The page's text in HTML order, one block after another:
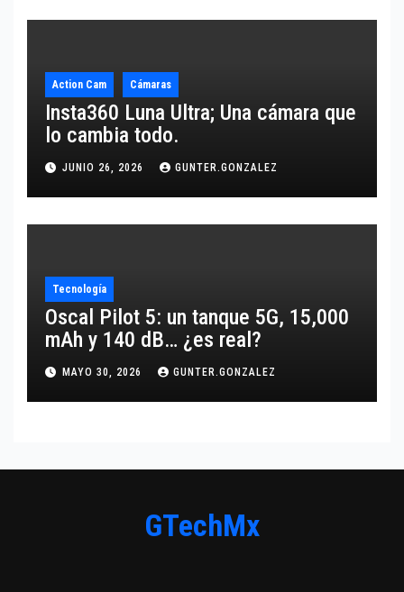
Action Cam Cámaras
Insta360 Luna Ultra; Una cámara que
lo cambia todo.
JUNIO 26, 2026 GUNTER.GONZALEZ
Tecnología
Oscal Pilot 5: un tanque 5G, 15,000
mAh y 140 dB… ¿es real?
MAYO 30, 2026 GUNTER.GONZALEZ
GTechMx